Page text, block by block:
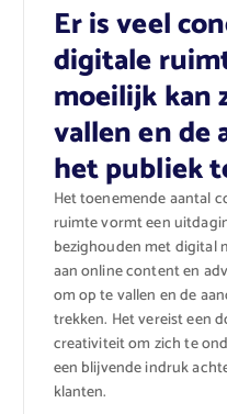
Er is veel
digitale
moeilijk kan
vallen en de
het publiek
Het toenemende aantal
ruimte vormt een
bezighouden met digital
aan online content en
om op te vallen en de
trekken. Het vereist een
creativiteit om zich te
een blijvende indruk
klanten.